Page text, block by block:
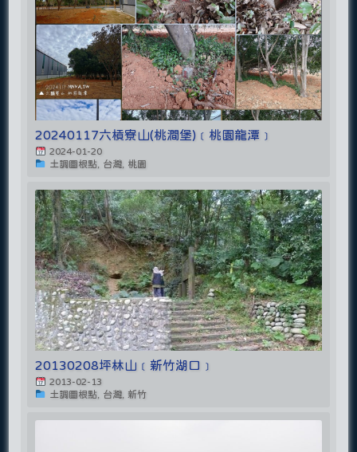
20240117六槓寮山(桃澗堡)﹝桃園龍潭﹞
2024-01-20
土調圖根點, 台灣, 桃園
20130208坪林山﹝新竹湖口﹞
2013-02-13
土調圖根點, 台灣, 新竹